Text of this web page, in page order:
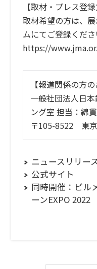
【取材・プレス登
取材希望の方は、
ムにてご登録くださ
https://
【報道関係の方
一般社団法人日
ング室 担当：綿貫
〒105-8522 東
ニュースリリー
公式サイト
同時開催：ビル
ーンEXPO 2022